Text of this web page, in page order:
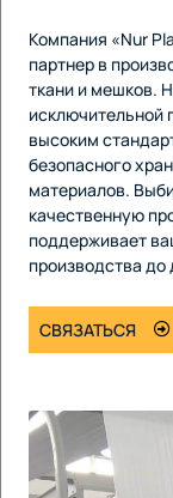
Компания «Nur
партнер в
ткани и мешков.
исключительной
высоким
безопасного
материалов.
качественную
поддерживает
производства до
СВЯЗАТЬСЯ